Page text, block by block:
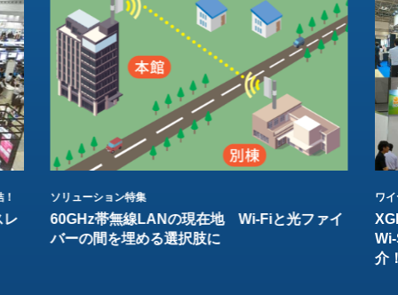
レ
ソリューション特集
60GHz帯無線LANの現在地 Wi-Fiと光ファイ
バーの間を埋める選択肢に
ワ
介